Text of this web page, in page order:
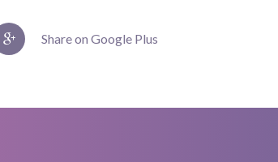
Share on Google Plus